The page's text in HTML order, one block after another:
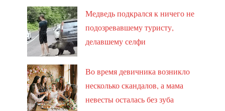
Медведь подкрался к ничего не
подозревавшему туристу,
делавшему селфи
Во время девичника возникло
несколько скандалов, а мама
невесты осталась без зуба